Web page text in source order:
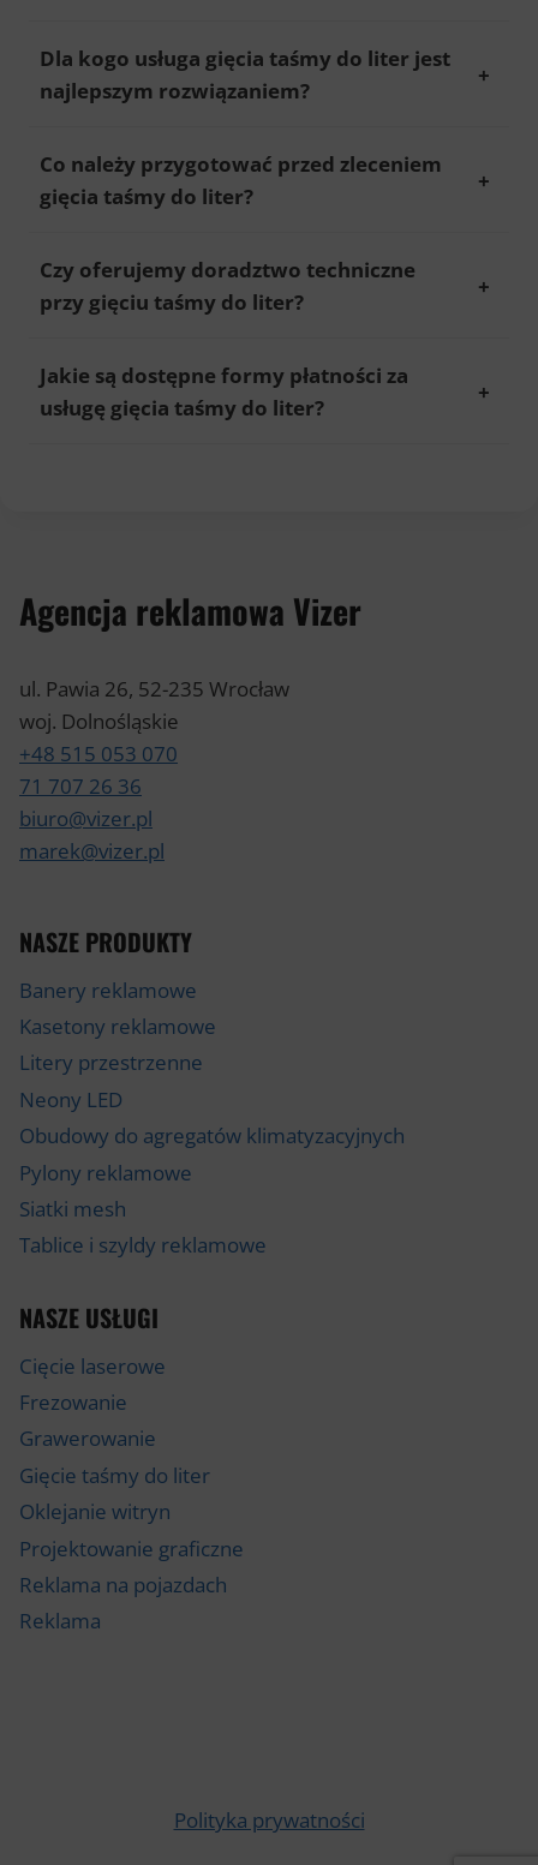
Dla kogo usługa gięcia taśmy do liter jest
najlepszym rozwiązaniem?
Co należy przygotować przed zleceniem
gięcia taśmy do liter?
Czy oferujemy doradztwo techniczne
przy gięciu taśmy do liter?
Jakie są dostępne formy płatności za
usługę gięcia taśmy do liter?
Agencja reklamowa Vizer
ul. Pawia 26, 52-235 Wrocław
woj. Dolnośląskie
+48 515 053 070
71 707 26 36
biuro@vizer.pl
marek@vizer.pl
NASZE PRODUKTY
Banery reklamowe
Kasetony reklamowe
Litery przestrzenne
Neony LED
Obudowy do agregatów klimatyzacyjnych
Pylony reklamowe
Siatki mesh
Tablice i szyldy reklamowe
NASZE USŁUGI
Cięcie laserowe
Frezowanie
Grawerowanie
Gięcie taśmy do liter
Oklejanie witryn
Projektowanie graficzne
Reklama na pojazdach
Reklama
Polityka prywatności